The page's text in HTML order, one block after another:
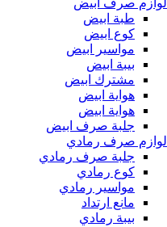
لوازم صرف ابيض
طبة ابيض
كوع ابيض
مواسير ابيض
بيبة ابيض
مشترك ابيض
هواية ابيض
هواية ابيض
جلبة صرف ابيض
لوازم صرف رمادي
جلبة صرف رمادي
كوع رمادي
مواسير رمادي
مانع ارتداد
بيبة رمادي